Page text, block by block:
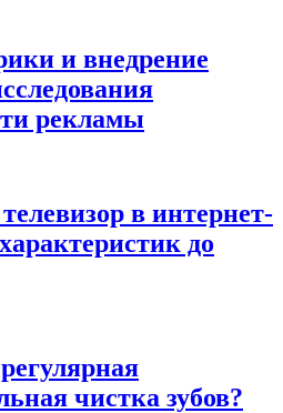
и внедрение
рекламы
в интернет-
до
чистка зубов?